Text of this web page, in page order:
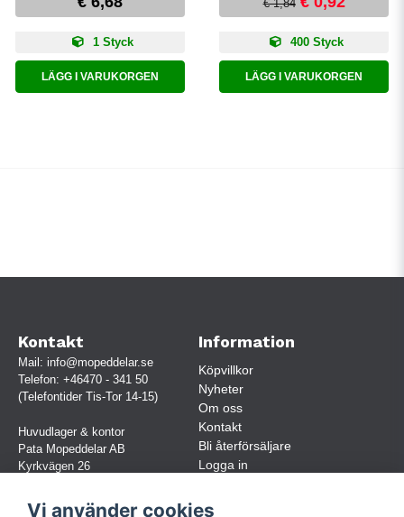
1 Styck
LÄGG I VARUKORGEN
€ 1,84
400 Styck
LÄGG I VARUKORGEN
Kontakt
Mail: info@mopeddelar.se
Telefon: +46470 - 341 50
(Telefontider Tis-Tor 14-15)
Huvudlager & kontor
Pata Mopeddelar AB
Kyrkvägen 26
(OBS. Endast förbokade besök)
Information
Köpvillkor
Nyheter
Om oss
Kontakt
Bli återförsäljare
Logga in
Vi använder cookies